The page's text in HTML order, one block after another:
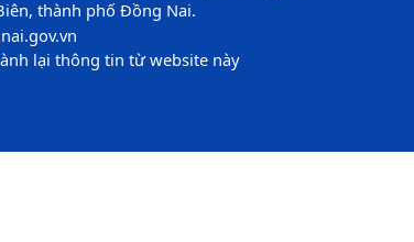
thành phố Đồng Nai.​
lại thông tin từ website này​